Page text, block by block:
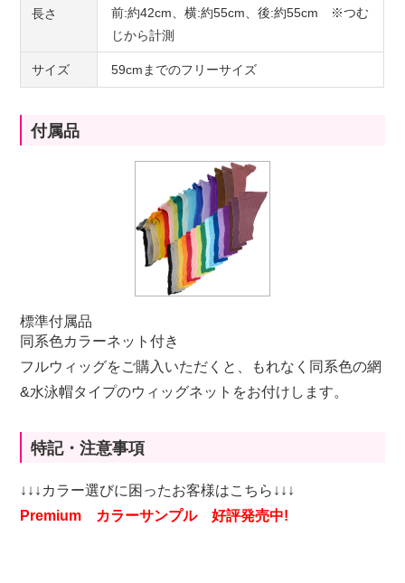
長さ
前:約42cm、横:約55cm、後:約55cm ※つむ
じから計測
サイズ 59cmまでのフリーサイズ
付属品
標準付属品
同系色カラーネット付き
フルウィッグをご購入いただくと、もれなく同系色の網
&水泳帽タイプのウィッグネットをお付けします。
特記・注意事項
↓↓↓カラー選びに困ったお客様はこちら↓↓↓
Premium カラーサンプル 好評発売中!